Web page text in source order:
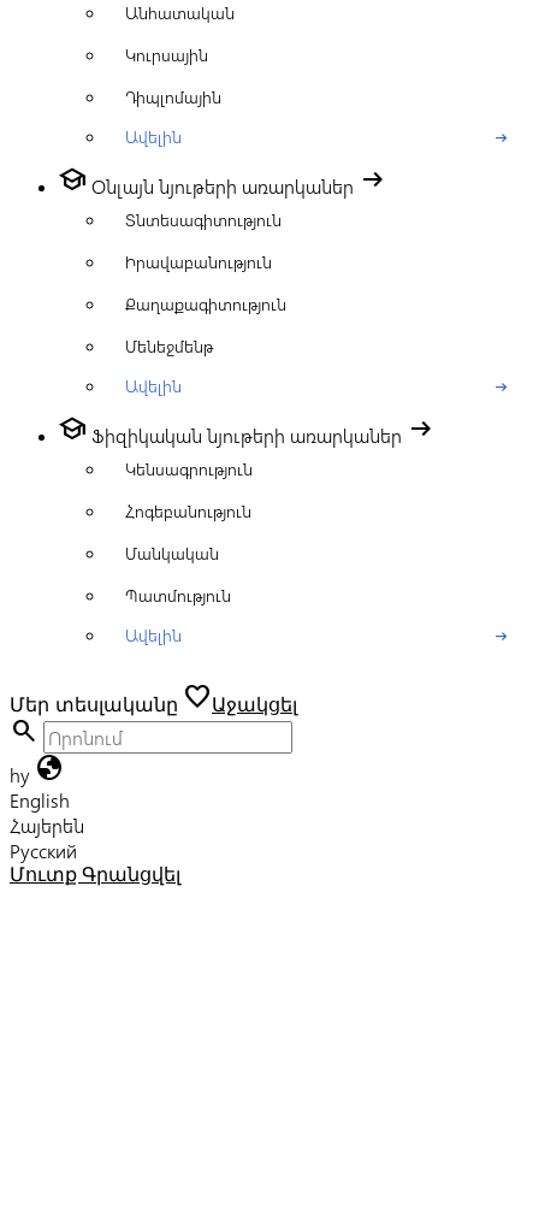
Անհատական
Կուրսային
Դիպլոմային
Ավելին
arrow_right_alt
school Օնլայն նյութերի առարկաներ arrow_right_alt
Տնտեսագիտություն
Իրավաբանություն
Քաղաքագիտություն
Մենեջմենթ
Ավելին
arrow_right_alt
school Ֆիզիկական նյութերի առարկաներ arrow_right_alt
Կենսագրություն
Հոգեբանություն
Մանկական
Պատմություն
Ավելին
arrow_right_alt
Մեր տեսլականը favoriteԱջակցել
search
hy globe
English
Հայերեն
Русский
Մուտք Գրանցվել